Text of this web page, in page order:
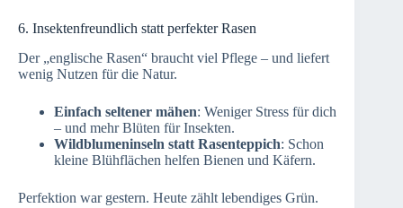
6. Insektenfreundlich statt perfekter Rasen
Der „englische Rasen“ braucht viel Pflege – und liefert
wenig Nutzen für die Natur.
Einfach seltener mähen: Weniger Stress für dich
– und mehr Blüten für Insekten.
Wildblumeninseln statt Rasenteppich: Schon
kleine Blühflächen helfen Bienen und Käfern.
Perfektion war gestern. Heute zählt lebendiges Grün.